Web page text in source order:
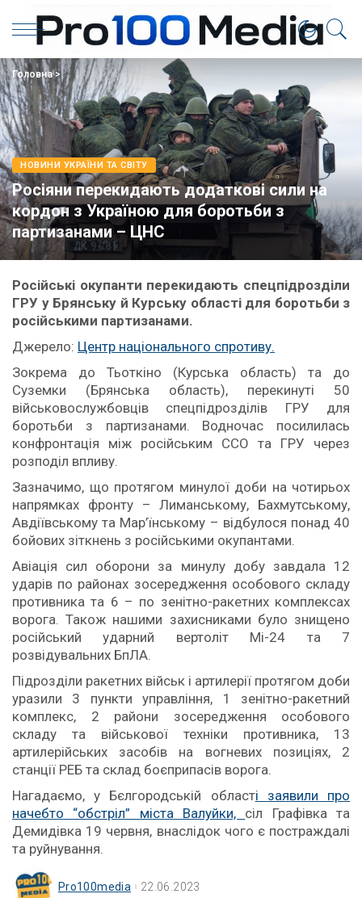
Головна>
НОВИНИ УКРАЇНИ ТА СВІТУ
Росіяни перекидають додаткові сили на
кордон з Україною для боротьби з
партизанами – ЦНС
Російські окупанти перекидають спецпідрозділи
ГРУ у Брянську й Курську області для боротьби з
російськими партизанами.
Джерело: Центр національного спротиву.
Зокрема до Тьоткіно (Курська область) та до
Суземки (Брянська область), перекинуті 50
військовослужбовців спецпідрозділів ГРУ для
боротьби з партизанами. Водночас посилилась
конфронтація між російським ССО та ГРУ через
розподіл впливу.
Зазначимо, що протягом минулої доби на чотирьох
напрямках фронту – Лиманському, Бахмутському,
Авдіївському та Мар’їнському – відбулося понад 40
бойових зіткнень з російськими окупантами.
Авіація сил оборони за минулу добу завдала 12
ударів по районах зосередження особового складу
противника та 6 – по зенітно-ракетних комплексах
ворога. Також нашими захисниками було знищено
російський ударний вертоліт Мі-24 та 7
розвідувальних БпЛА.
Підрозділи ракетних військ і артилерії протягом доби
уразили 3 пункти управління, 1 зенітно-ракетний
комплекс, 2 райони зосередження особового
складу та військової техніки противника, 13
артилерійських засобів на вогневих позиціях, 2
станції РЕБ та склад боєприпасів ворога.
Нагадаємо, у Бєлгородській області заявили про
начебто “обстріл” міста Валуйки, сіл Графівка та
Демидівка 19 червня, внаслідок чого є постраждалі
та руйнування.
Pro100media 22.06.2023